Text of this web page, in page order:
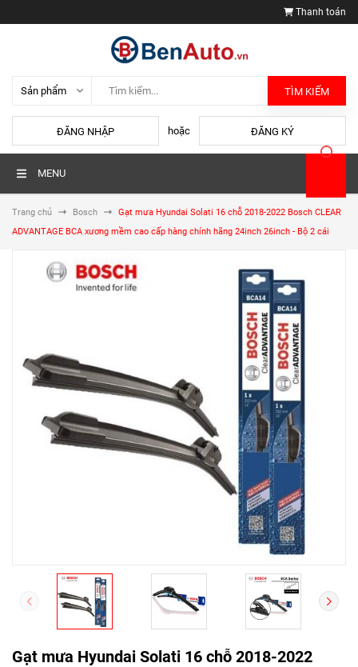
Thanh toán
TÌM KIẾM
ĐĂNG NHẬP hoặc ĐĂNG KÝ
MENU
Trang chủ Bosch
Gạt mưa Hyundai Solati 16 chỗ 2018-2022 Bosch CLEAR
ADVANTAGE BCA xương mềm cao cấp hàng chính hãng 24inch 26inch - Bộ 2 cái
Gạt mưa Hyundai Solati 16 chỗ 2018-2022